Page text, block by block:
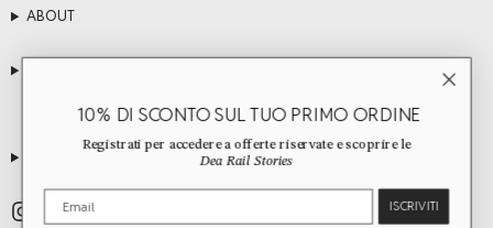
ABOUT
10% DI SCONTO SUL TUO PRIMO ORDINE
Registrati per accedere a offerte riservate e scoprire le
Dea Rail Stories
ISCRIVITI